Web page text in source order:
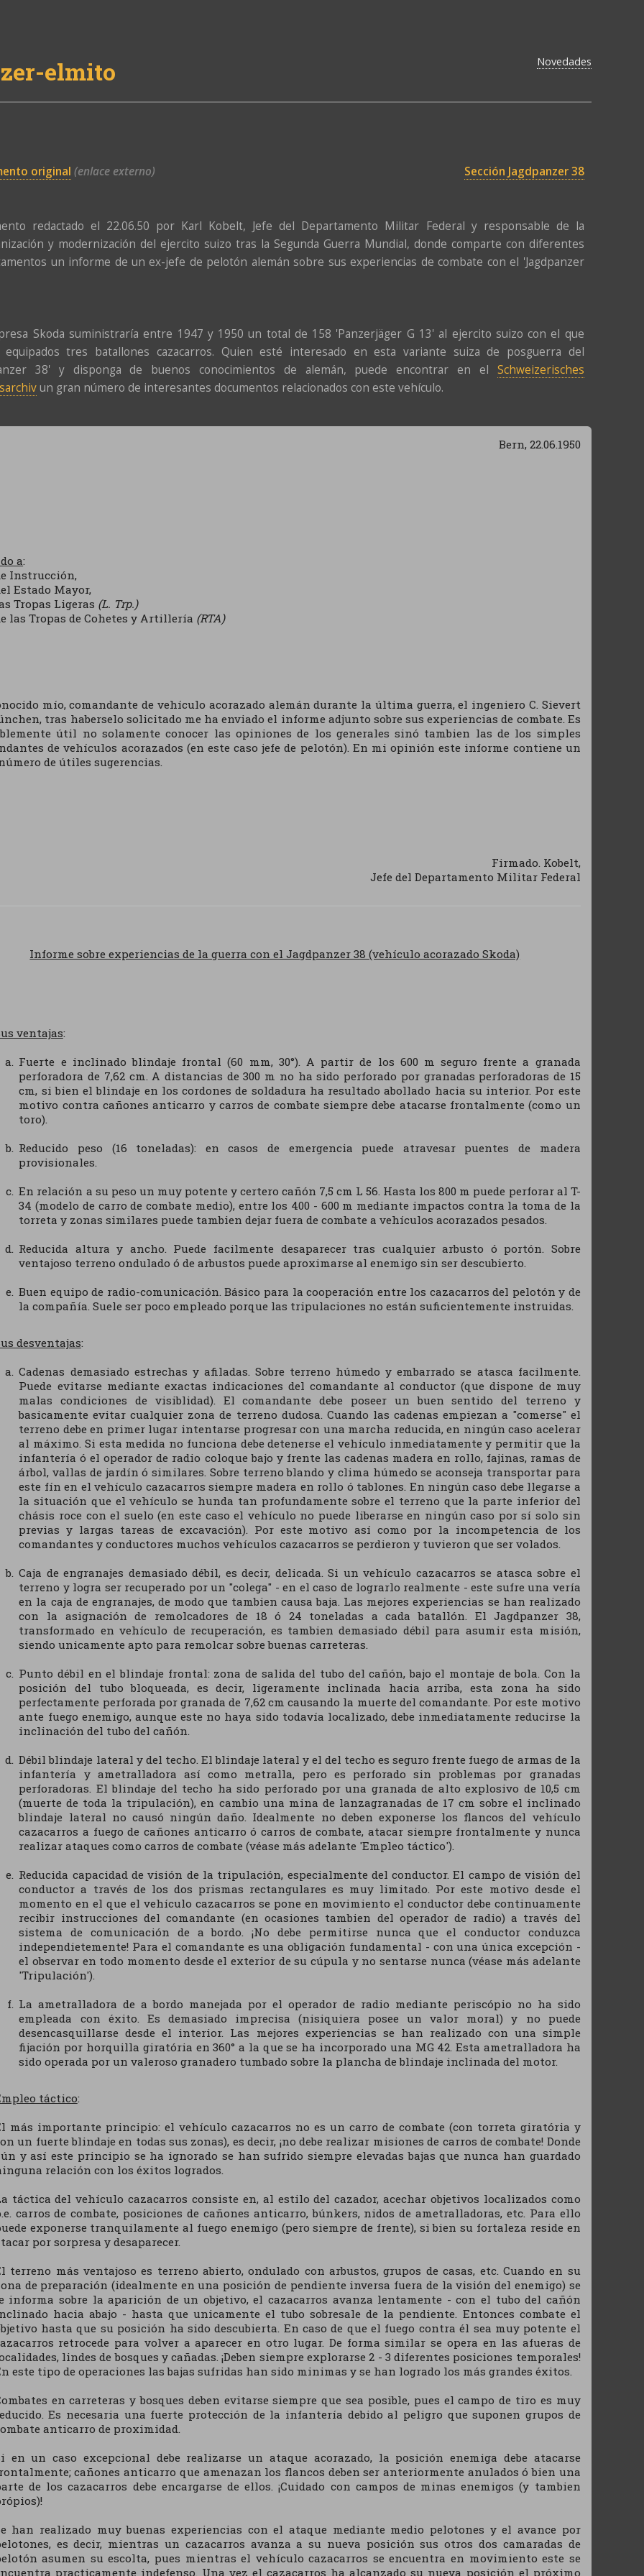
elmito Novedades
original (enlace externo) Sección Jagdpanzer 38
redactado el 22.06.50 por Karl Kobelt, Jefe del Departamento Militar Federal y responsable de la
y modernización del ejercito suizo tras la Segunda Guerra Mundial, donde comparte con diferentes
un informe de un ex-jefe de pelotón alemán sobre sus experiencias de combate con el 'Jagdpanzer
Skoda suministraría entre 1947 y 1950 un total de 158 'Panzerjäger G 13' al ejercito suizo con el que
equipados tres batallones cazacarros. Quien esté interesado en esta variante suiza de posguerra del
38' y disponga de buenos conocimientos de alemán, puede encontrar en el Schweizerisches
un gran número de interesantes documentos relacionados con este vehículo.
Bern, 22.06.1950
a:
Instrucción,
Estado Mayor,
Tropas Ligeras (L. Trp.)
las Tropas de Cohetes y Artillería (RTA)
mío, comandante de vehículo acorazado alemán durante la última guerra, el ingeniero C. Sievert
tras haberselo solicitado me ha enviado el informe adjunto sobre sus experiencias de combate. Es
útil no solamente conocer las opiniones de los generales sinó tambien las de los simples
de vehículos acorazados (en este caso jefe de pelotón). En mi opinión este informe contiene un
de útiles sugerencias.
Firmado. Kobelt,
Jefe del Departamento Militar Federal
Informe sobre experiencias de la guerra con el Jagdpanzer 38 (vehículo acorazado Skoda)
ventajas:
Fuerte e inclinado blindaje frontal (60 mm, 30°). A partir de los 600 m seguro frente a granada
perforadora de 7,62 cm. A distancias de 300 m no ha sido perforado por granadas perforadoras de 15
cm, si bien el blindaje en los cordones de soldadura ha resultado abollado hacia su interior. Por este
motivo contra cañones anticarro y carros de combate siempre debe atacarse frontalmente (como un
toro).
Reducido peso (16 toneladas): en casos de emergencia puede atravesar puentes de madera
provisionales.
En relación a su peso un muy potente y certero cañón 7,5 cm L 56. Hasta los 800 m puede perforar al T-
34 (modelo de carro de combate medio), entre los 400 - 600 m mediante impactos contra la toma de la
torreta y zonas similares puede tambien dejar fuera de combate a vehículos acorazados pesados.
Reducida altura y ancho. Puede facilmente desaparecer tras cualquier arbusto ó portón. Sobre
ventajoso terreno ondulado ó de arbustos puede aproximarse al enemigo sin ser descubierto.
Buen equipo de radio-comunicación. Básico para la cooperación entre los cazacarros del pelotón y de
la compañía. Suele ser poco empleado porque las tripulaciones no están suficientemente instruidas.
desventajas:
Cadenas demasiado estrechas y afiladas. Sobre terreno húmedo y embarrado se atasca facilmente.
Puede evitarse mediante exactas indicaciones del comandante al conductor (que dispone de muy
malas condiciones de visiblidad). El comandante debe poseer un buen sentido del terreno y
basicamente evitar cualquier zona de terreno dudosa. Cuando las cadenas empiezan a "comerse" el
terreno debe en primer lugar intentarse progresar con una marcha reducida, en ningún caso acelerar
al máximo. Si esta medida no funciona debe detenerse el vehículo inmediatamente y permitir que la
infantería ó el operador de radio coloque bajo y frente las cadenas madera en rollo, fajinas, ramas de
árbol, vallas de jardín ó similares. Sobre terreno blando y clima húmedo se aconseja transportar para
este fín en el vehículo cazacarros siempre madera en rollo ó tablones. En ningún caso debe llegarse a
la situación que el vehículo se hunda tan profundamente sobre el terreno que la parte inferior del
chásis roce con el suelo (en este caso el vehículo no puede liberarse en ningún caso por sí solo sin
previas y largas tareas de excavación). Por este motivo así como por la incompetencia de los
comandantes y conductores muchos vehículos cazacarros se perdieron y tuvieron que ser volados.
Caja de engranajes demasiado débil, es decir, delicada. Si un vehículo cazacarros se atasca sobre el
terreno y logra ser recuperado por un "colega" - en el caso de lograrlo realmente - este sufre una vería
en la caja de engranajes, de modo que tambien causa baja. Las mejores experiencias se han realizado
con la asignación de remolcadores de 18 ó 24 toneladas a cada batallón. El Jagdpanzer 38,
transformado en vehículo de recuperación, es tambien demasiado débil para asumir esta misión,
siendo unicamente apto para remolcar sobre buenas carreteras.
Punto débil en el blindaje frontal: zona de salida del tubo del cañón, bajo el montaje de bola. Con la
posición del tubo bloqueada, es decir, ligeramente inclinada hacia arriba, esta zona ha sido
perfectamente perforada por granada de 7,62 cm causando la muerte del comandante. Por este motivo
ante fuego enemigo, aunque este no haya sido todavía localizado, debe inmediatamente reducirse la
inclinación del tubo del cañón.
Débil blindaje lateral y del techo. El blindaje lateral y el del techo es seguro frente fuego de armas de la
infantería y ametralladora así como metralla, pero es perforado sin problemas por granadas
perforadoras. El blindaje del techo ha sido perforado por una granada de alto explosivo de 10,5 cm
(muerte de toda la tripulación), en cambio una mina de lanzagranadas de 17 cm sobre el inclinado
blindaje lateral no causó ningún daño. Idealmente no deben exponerse los flancos del vehículo
cazacarros a fuego de cañones anticarro ó carros de combate, atacar siempre frontalmente y nunca
realizar ataques como carros de combate (véase más adelante 'Empleo táctico').
Reducida capacidad de visión de la tripulación, especialmente del conductor. El campo de visión del
conductor a través de los dos prismas rectangulares es muy limitado. Por este motivo desde el
momento en el que el vehículo cazacarros se pone en movimiento el conductor debe continuamente
recibir instrucciones del comandante (en ocasiones tambien del operador de radio) a través del
sistema de comunicación de a bordo. ¡No debe permitirse nunca que el conductor conduzca
independietemente! Para el comandante es una obligación fundamental - con una única excepción -
el observar en todo momento desde el exterior de su cúpula y no sentarse nunca (véase más adelante
'Tripulación').
La ametralladora de a bordo manejada por el operador de radio mediante periscópio no ha sido
empleada con éxito. Es demasiado imprecisa (nisiquiera posee un valor moral) y no puede
desencasquillarse desde el interior. Las mejores experiencias se han realizado con una simple
fijación por horquilla giratória en 360° a la que se ha incorporado una MG 42. Esta ametralladora ha
sido operada por un valeroso granadero tumbado sobre la plancha de blindaje inclinada del motor.
táctico:
más importante principio: el vehículo cazacarros no es un carro de combate (con torreta giratória y
un fuerte blindaje en todas sus zonas), es decir, ¡no debe realizar misiones de carros de combate! Donde
y así este principio se ha ignorado se han sufrido siempre elevadas bajas que nunca han guardado
relación con los éxitos logrados.
táctica del vehículo cazacarros consiste en, al estilo del cazador, acechar objetivos localizados como
carros de combate, posiciones de cañones anticarro, búnkers, nidos de ametralladoras, etc. Para ello
exponerse tranquilamente al fuego enemigo (pero siempre de frente), si bien su fortaleza reside en
por sorpresa y desaparecer.
terreno más ventajoso es terreno abierto, ondulado con arbustos, grupos de casas, etc. Cuando en su
de preparación (idealmente en una posición de pendiente inversa fuera de la visión del enemigo) se
informa sobre la aparición de un objetivo, el cazacarros avanza lentamente - con el tubo del cañón
hacia abajo - hasta que unicamente el tubo sobresale de la pendiente. Entonces combate el
hasta que su posición ha sido descubierta. En caso de que el fuego contra él sea muy potente el
retrocede para volver a aparecer en otro lugar. De forma similar se opera en las afueras de
lindes de bosques y cañadas. ¡Deben siempre explorarse 2 - 3 diferentes posiciones temporales!
este tipo de operaciones las bajas sufridas han sido minimas y se han logrado los más grandes éxitos.
en carreteras y bosques deben evitarse siempre que sea posible, pues el campo de tiro es muy
Es necesaria una fuerte protección de la infantería debido al peligro que suponen grupos de
anticarro de proximidad.
en un caso excepcional debe realizarse un ataque acorazado, la posición enemiga debe atacarse
cañones anticarro que amenazan los flancos deben ser anteriormente anulados ó bien una
de los cazacarros debe encargarse de ellos. ¡Cuidado con campos de minas enemigos (y tambien
han realizado muy buenas experiencias con el ataque mediante medio pelotones y el avance por
es decir, mientras un cazacarros avanza a su nueva posición sus otros dos camaradas de
asumen su escolta, pues mientras el vehículo cazacarros se encuentra en movimiento este se
practicamente indefenso. Una vez el cazacarros ha alcanzado su nueva posición el próximo